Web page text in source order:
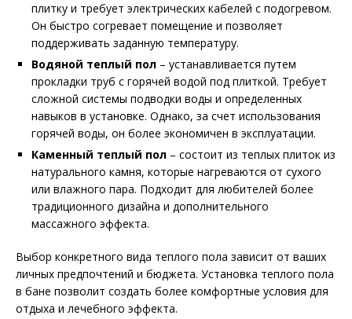
плитку и требует электрических кабелей с подогревом.
Он быстро согревает помещение и позволяет
поддерживать заданную температуру.
Водяной теплый пол – устанавливается путем
прокладки труб с горячей водой под плиткой. Требует
сложной системы подводки воды и определенных
навыков в установке. Однако, за счет использования
горячей воды, он более экономичен в эксплуатации.
Каменный теплый пол – состоит из теплых плиток из
натурального камня, которые нагреваются от сухого
или влажного пара. Подходит для любителей более
традиционного дизайна и дополнительного
массажного эффекта.
Выбор конкретного вида теплого пола зависит от ваших
личных предпочтений и бюджета. Установка теплого пола
в бане позволит создать более комфортные условия для
отдыха и лечебного эффекта.